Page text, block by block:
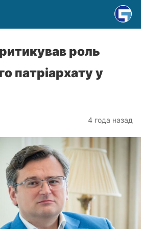
роль
патріархату у
4 года назад